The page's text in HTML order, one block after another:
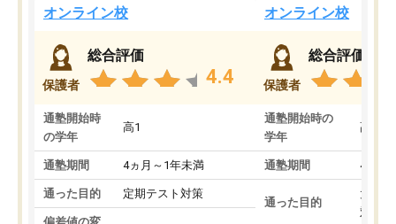
オンライン校
保護者
総合評価
4.4
通塾開始時
の学年
高1
通塾期間 4ヵ月～1年未満
通った目的 定期テスト対策
オンライン校
保護者
総合評価
通塾開始時の
学年
高3
通塾期間 4ヵ月
通った目的
大学
対策